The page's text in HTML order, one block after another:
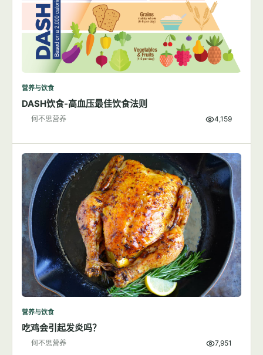
营养与饮食
DASH饮食-高血压最佳饮食法则
何不思营养 4,159
营养与饮食
吃鸡会引起发炎吗？
何不思营养 7,951